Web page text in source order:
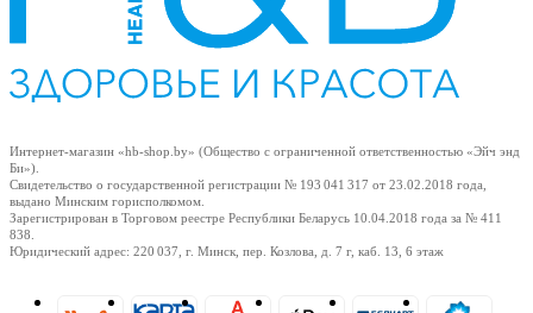
Интернет-магазин «hb-shop.by» (Общество с ограниченной ответственностью «Эйч энд
Би»).
Свидетельство о государственной регистрации № 193 041 317 от 23.02.2018 года,
выдано Минским горисполкомом.
Зарегистрирован в Торговом реестре Республики Беларусь 10.04.2018 года за № 411
838.
Юридический адрес: 220 037, г. Минск, пер. Козлова, д. 7 г, каб. 13, 6 этаж